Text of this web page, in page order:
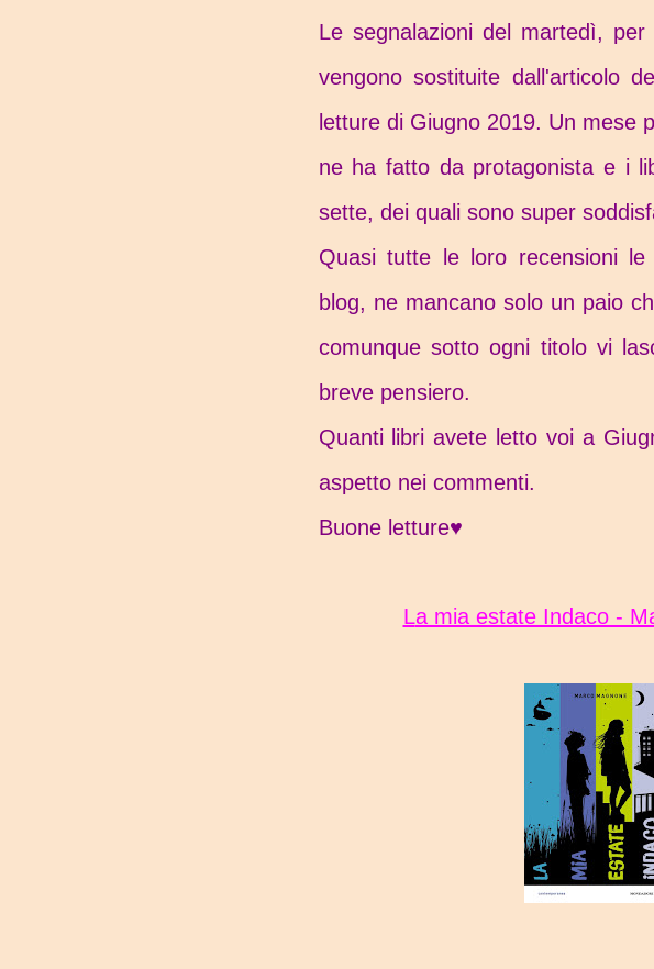
Le segnalazioni del martedì,
vengono sostituite dall'articolo
letture di Giugno 2019. Un mese
ne ha fatto da protagonista e i
sette, dei quali sono super
Quasi tutte le loro recensioni le
blog, ne mancano solo un paio
comunque sotto ogni titolo vi
breve pensiero.
Quanti libri avete letto voi a
aspetto nei commenti.
Buone letture♥
La mia estate Indaco -